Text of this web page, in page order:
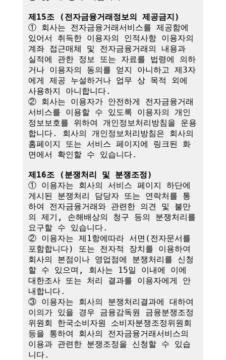
제15조 (전자금융거래정보의 제공금지)
① 회사는 전자금융거래서비스를 제공함에
있어서 취득한 이용자의 인적사항 이용자의
계좌 접근매체 및 전자금융거래의 내용과
실적에 관한 정보 또는 자료를 법령에 의하
거나 이용자의 동의를 얻지 아니하고 제3자
에게 제공 누설하거나 업무 상 목적 외에
사용하지 아니합니다.
② 회사는 이용자가 안전하게 전자금융거래
서비스를 이용할 수 있도록 이용자의 개인
정보보호를 위하여 개인정보처리방침을 운용
합니다. 회사의 개인정보처리방침은 회사의
홈페이지 또는 서비스 페이지에 링크된 화
면에서 확인할 수 있습니다.
제16조 (분쟁처리 및 분쟁조정)
① 이용자는 회사의 서비스 페이지 하단에
게시된 분쟁처리 담당자 또는 연락처를 통
하여 전자금융거래와 관련한 의견 및 불만
의 제기, 손해배상의 청구 등의 분쟁처리를
요구할 수 있습니다.
② 이용자는 제1항에따라 서면(전자문서를
포함합니다) 또는 전자적 장치를 이용하여
회사의 본점이나 영업점에 분쟁처리를 신청
할 수 있으며, 회사는 15일 이내에 이에
대한조사 또는 처리 결과를 이용자에게 안
내합니다.
③ 이용자는 회사의 분쟁처리결과에 대하여
이의가 있을 경우 금융감독원 금융분쟁조정
위원회 한국소비자원 소비자분쟁조정위원회
등을 통하여 회사의 전자금융거래서비스의
이용과 관련한 분쟁조정을 신청할 수 있습
니다.